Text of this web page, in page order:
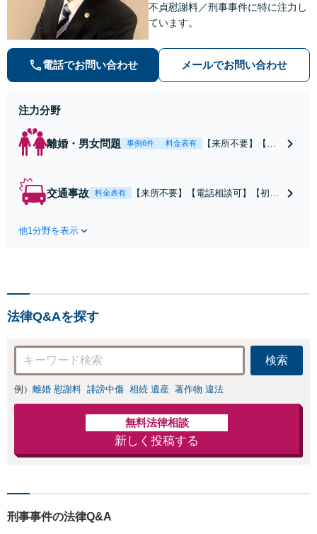
不貞慰謝料／刑事事件に特に注力し
ています。
電話でお問い合わせ メールでお問い合わせ
注力分野
離婚・男女問題 事例6件 料金表有
【来所不要】【電
争点を整理し、見
交通事故 料金表有
【来所不要】【電話相談可】【初回
他1分野を表示
法律Q&Aを探す
検索
例） 離婚 慰謝料 誹謗中傷 相続 遺産 著作物 違法
無料法律相談
新しく投稿する
刑事事件の法律Q&A